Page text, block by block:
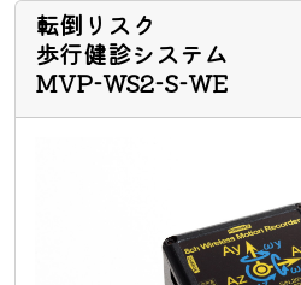
転倒リスク
歩行健診システム
MVP-WS2-S-WE